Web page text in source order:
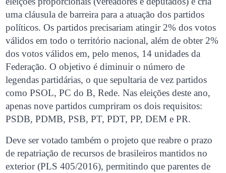
uma cláusula de barreira para a atuação dos partidos
políticos. Os partidos precisariam atingir 2% dos votos
válidos em todo o território nacional, além de obter 2%
dos votos válidos em, pelo menos, 14 unidades da
Federação. O objetivo é diminuir o número de
legendas partidárias, o que sepultaria de vez partidos
como PSOL, PC do B, Rede. Nas eleições deste ano,
apenas nove partidos cumpriram os dois requisitos:
PSDB, PDMB, PSB, PT, PDT, PP, DEM e PR.
Deve ser votado também o projeto que reabre o prazo
de repatriação de recursos de brasileiros mantidos no
exterior (PLS 405/2016), permitindo que parentes de